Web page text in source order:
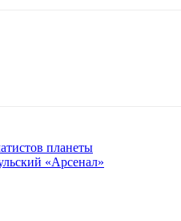
планеты
«Арсенал»